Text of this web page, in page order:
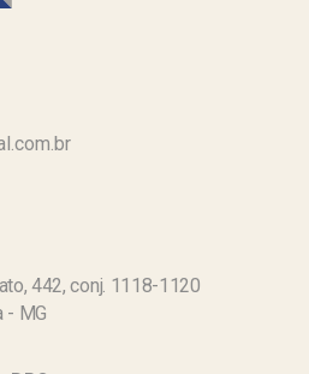
442, conj. 1118-1120
- MG